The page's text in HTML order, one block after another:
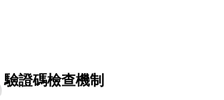
驗證碼檢查機制